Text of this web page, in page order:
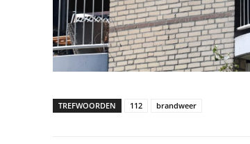
TREFWOORDEN 112 brandweer